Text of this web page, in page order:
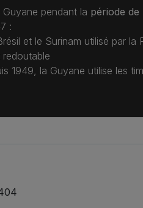
pendant la période de
:
et le Surinam utilisé par la
1949, la Guyane utilise les